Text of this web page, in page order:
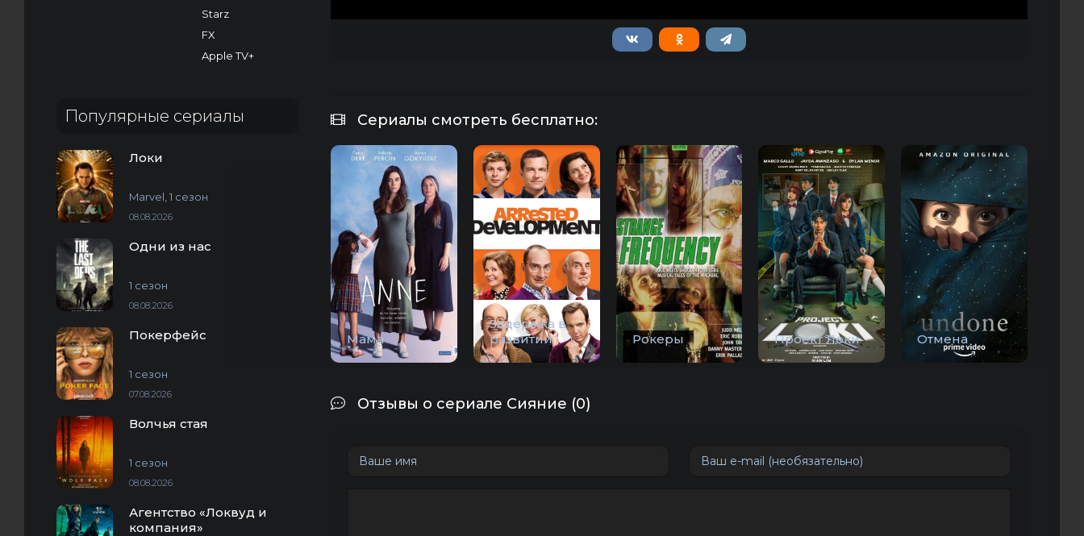
Starz
FX
Apple TV+
Популярные сериалы
Локи
Marvel, 1 сезон
08.08.2026
Одни из нас
1 сезон
08.08.2026
Покерфейс
1 сезон
07.08.2026
Волчья стая
1 сезон
08.08.2026
Агентство «Локвуд и
компания»
Сериалы смотреть бесплатно:
Мама
Задержка в
развитии
Рокеры Проект Локи Отмена
Отзывы о сериале Сияние (0)